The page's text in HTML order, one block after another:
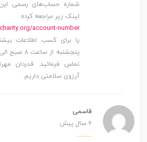
شماره حساب‌های رسمی
لینک زیر مراجعه کرده
account-number/
یا برای کسب اطلاعات
تماس فرمائید. قدردان
آرزوی سلامتی داریم.
قاسمی
6 سال پیش